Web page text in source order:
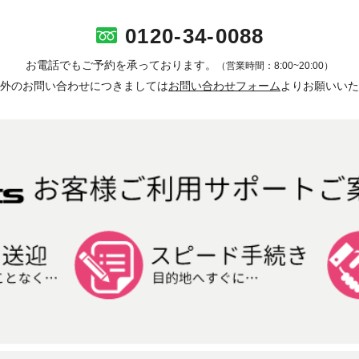
0120-34-0088
お電話でもご予約を承っております。 （営業時間：8:00~20:00）
のお問い合わせにつきましてはお問い合わせフォーム よりお願いい